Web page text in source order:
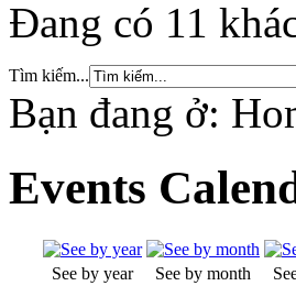
Đang có 11
Tìm kiếm...
Bạn đang ở:
Events
See by year See by month